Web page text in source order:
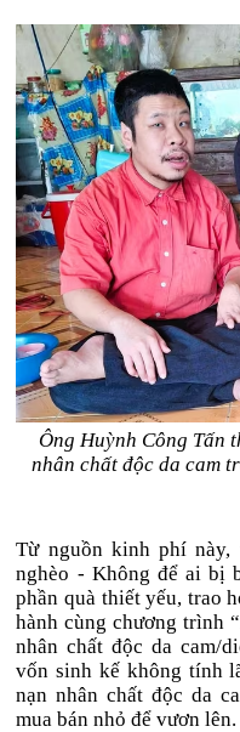
Ông Huỳnh Công Tấn
nhân chất độc da cam
Từ nguồn kinh phí
nghèo - Không để ai bị
phần quà thiết yếu, trao
hành cùng chương trình
nhân chất độc da cam/
vốn sinh kế không tính
nạn nhân chất độc da
mua bán nhỏ để vươn lên.